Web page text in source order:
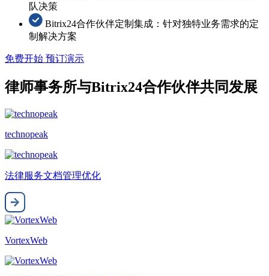
队决策
Bitrix24合作伙伴定制集成：针对独特业务需求的定
制解决方案
免费开始 预订演示
律师事务所与Bitrix24合作伙伴共同发展
technopeak
法律服务文档管理优化
VortexWeb